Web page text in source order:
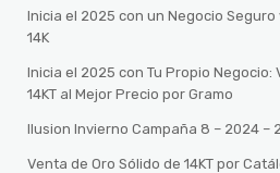
Inicia el 2025 con un Negocio
14K
Inicia el 2025 con Tu Propio Negocio:
14KT al Mejor Precio por Gramo
Ilusion Invierno Campaña 8 – 2024 –
Venta de Oro Sólido de 14KT por